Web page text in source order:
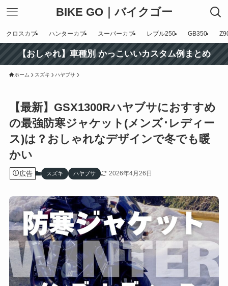
BIKE GO｜バイクゴー
クロスカブ ハンターカブ スーパーカブ レブル250 GB350
【おしゃれ】車種別 かっこいいカスタム例まとめ
ホーム スズキ ハヤブサ
【最新】GSX1300Rハヤブサにおすすめ
の最強防寒ジャケット(メンズ･レディー
ス)は？おしゃれなデザインで冬でも暖
かい
広告 スズキ ハヤブサ 2026年4月26日